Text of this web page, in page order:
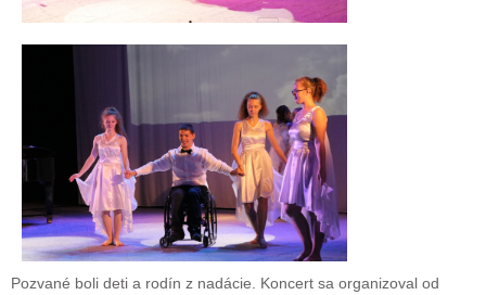
Pozvané boli deti a rodín z nadácie. Koncert sa organizoval od